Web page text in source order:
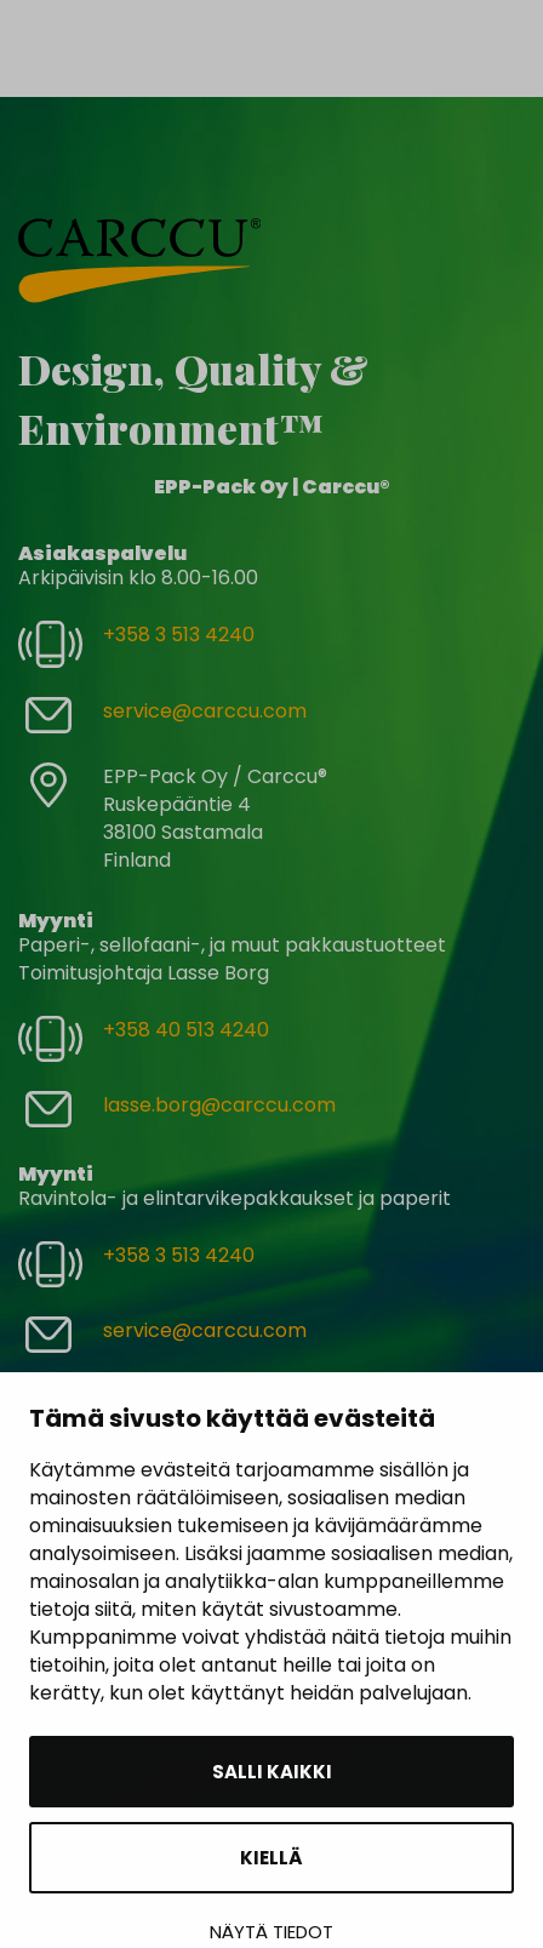
Tämä sivusto käyttää evästeitä
Käytämme evästeitä tarjoamamme sisällön ja
mainosten räätälöimiseen, sosiaalisen median
ominaisuuksien tukemiseen ja kävijämäärämme
analysoimiseen. Lisäksi jaamme sosiaalisen median,
mainosalan ja analytiikka-alan kumppaneillemme
tietoja siitä, miten käytät sivustoamme.
Kumppanimme voivat yhdistää näitä tietoja muihin
tietoihin, joita olet antanut heille tai joita on
kerätty, kun olet käyttänyt heidän palvelujaan.
SALLI KAIKKI
KIELLÄ
NÄYTÄ TIEDOT
Design, Quality &
Environment™
EPP-Pack Oy | Carccu®
Asiakaspalvelu
Arkipäivisin klo 8.00-16.00
+358 3 513 4240
service@carccu.com
EPP-Pack Oy / Carccu®
Ruskepääntie 4
38100 Sastamala
Finland
Myynti
Paperi-, sellofaani-, ja muut pakkaustuotteet
Toimitusjohtaja Lasse Borg
+358 40 513 4240
lasse.borg@carccu.com
Myynti
Ravintola- ja elintarvikepakkaukset ja paperit
+358 3 513 4240
service@carccu.com
Evästekäytännöt